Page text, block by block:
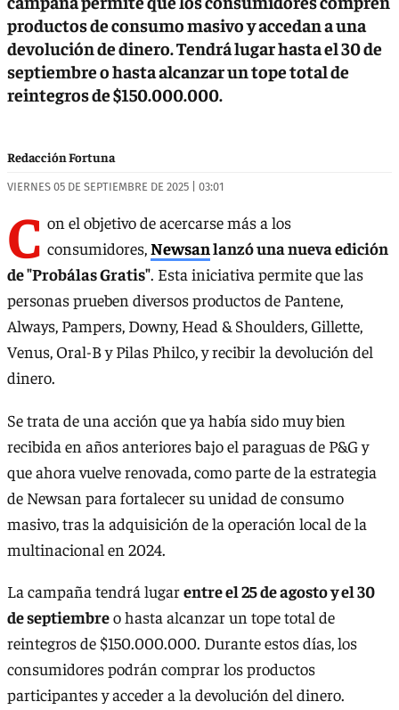
productos de consumo masivo y accedan a una
devolución de dinero. Tendrá lugar hasta el 30 de
septiembre o hasta alcanzar un tope total de
reintegros de $150.000.000.
Redacción Fortuna
VIERNES 05 DE SEPTIEMBRE DE 2025 | 03:01
C on el objetivo de acercarse más a los
consumidores,Newsanlanzó una nueva edición
de "Probálas Gratis". Esta iniciativa permite que las
personas prueben diversos productos de Pantene,
Always, Pampers, Downy, Head & Shoulders, Gillette,
Venus, Oral-B y Pilas Philco, y recibir la devolución del
dinero.
Se trata de una acción que ya había sido muy bien
recibida en años anteriores bajo el paraguas de P&G y
que ahora vuelve renovada, como parte de la estrategia
de Newsan para fortalecer su unidad de consumo
masivo, tras la adquisición de la operación local de la
multinacional en 2024.
La campaña tendrá lugarentre el 25 de agosto y el 30
de septiembreo hasta alcanzar un tope total de
reintegros de $150.000.000. Durante estos días, los
consumidores podrán comprar los productos
participantes y acceder a la devolución del dinero.